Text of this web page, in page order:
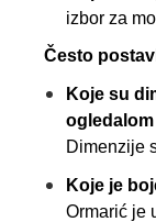
izbor za
Često
Koje su
ogledalom
Dimenzije
Koje je
Ormarić je